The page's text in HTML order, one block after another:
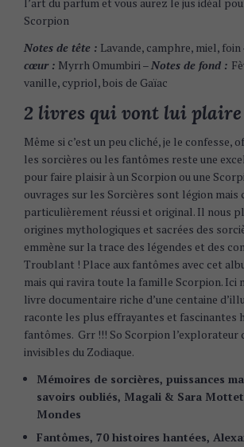
Scorpion
Notes de tête : Lavande, camphre, miel, foin
cœur : Myrrh Omumbiri – Notes de fond :
vanille, cypriol, bois de Gaïac
2 livres qui vont lui plaire
Même si c’est un peu cliché, je le confesse,
les sorcières ou les fantômes reste une
pour faire plaisir à un Scorpion ou une
ouvrages sur les Sorcières sont légion mais
particulièrement réussi et original. Il nous
origines mythologiques et sacrées des
emmène sur la trace des légendes et des
Troublant ! Place aux fantômes avec cet
mais qui ravira toute la famille Scorpion. Ici
livre documentaire riche d’une centaine
raconte les plus effrayantes et fascinantes
fantômes. Grr !!! So Scorpion l’explorateur
invisibles du Zodiaque.
Mémoires de sorcières, puissances
savoirs oubliés, Magali & Sara
Mondes
Fantômes, 70 histoires hantées,